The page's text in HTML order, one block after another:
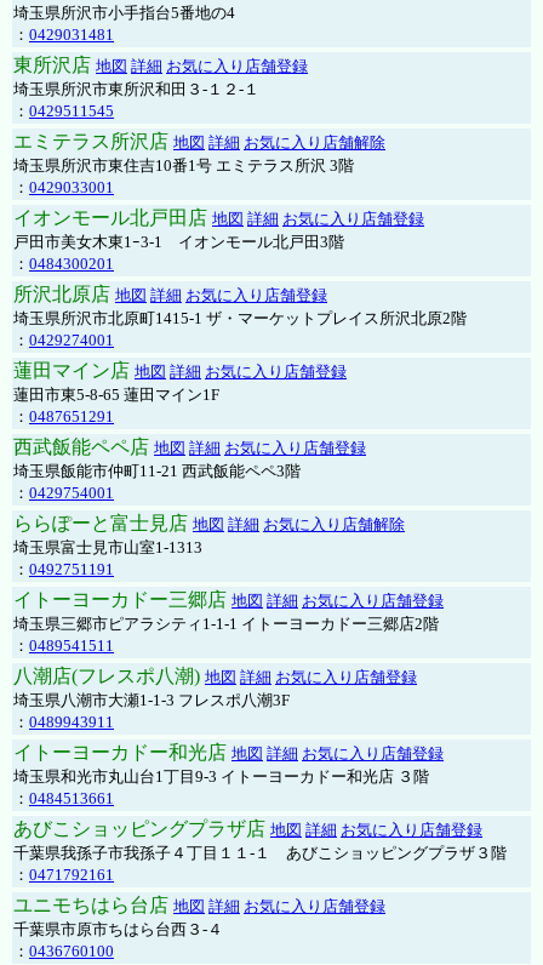
埼玉県所沢市小手指台5番地の4
： 0429031481
東所沢店 地図 詳細 お気に入り店舗登録
埼玉県所沢市東所沢和田３-１２-１
： 0429511545
エミテラス所沢店 地図 詳細 お気に入り店舗解除
埼玉県所沢市東住吉10番1号 エミテラス所沢 3階
： 0429033001
イオンモール北戸田店 地図 詳細 お気に入り店舗登録
戸田市美女木東1ｰ3‐1 イオンモール北戸田3階
： 0484300201
所沢北原店 地図 詳細 お気に入り店舗登録
埼玉県所沢市北原町1415-1 ザ・マーケットプレイス所沢北原2階
： 0429274001
蓮田マイン店 地図 詳細 お気に入り店舗登録
蓮田市東5-8-65 蓮田マイン1F
： 0487651291
西武飯能ペペ店 地図 詳細 お気に入り店舗登録
埼玉県飯能市仲町11-21 西武飯能ペペ3階
： 0429754001
ららぽーと富士見店 地図 詳細 お気に入り店舗解除
埼玉県富士見市山室1-1313
： 0492751191
イトーヨーカドー三郷店 地図 詳細 お気に入り店舗登録
埼玉県三郷市ピアラシティ1-1-1 イトーヨーカドー三郷店2階
： 0489541511
八潮店(フレスポ八潮) 地図 詳細 お気に入り店舗登録
埼玉県八潮市大瀬1-1-3 フレスポ八潮3F
： 0489943911
イトーヨーカドー和光店 地図 詳細 お気に入り店舗登録
埼玉県和光市丸山台1丁目9-3 イトーヨーカドー和光店 ３階
： 0484513661
あびこショッピングプラザ店 地図 詳細 お気に入り店舗登録
千葉県我孫子市我孫子４丁目１１-１ あびこショッピングプラザ３階
： 0471792161
ユニモちはら台店 地図 詳細 お気に入り店舗登録
千葉県市原市ちはら台西３-４
： 0436760100